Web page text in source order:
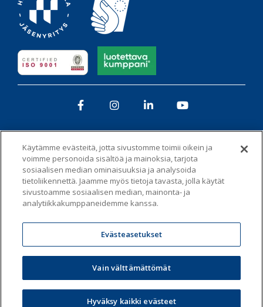
Tietosuojaseloste Whistleblowing-kanava
Vastuullisuus ja eettisyys -toimintaohje Evästeet
Administer Groupin yhtiölistaus
© 2026 Econia Oy
FacebookInstagram
LinkedIn
Käytämme evästeitä, jotta sivustomme toimii oikein ja
voimme personoida sisältöä ja mainoksia, tarjota
sosiaalisen median ominaisuuksia ja analysoida
tietoliikennettä. Jaamme myös tietoja tavasta, jolla käytät
sivustoamme sosiaalisen median, mainonta- ja
analytiikkakumppaneidemme kanssa.
Evästeasetukset
Vain välttämättömät
Hyväksy kaikki evästeet